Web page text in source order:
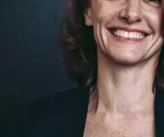
Ajoutez votre titre ici